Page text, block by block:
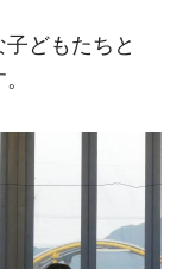
どもたちと